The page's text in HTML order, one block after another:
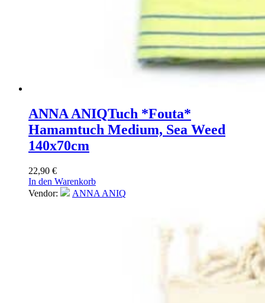
ANNA ANIQTuch *Fouta*
Hamamtuch Medium, Sea Weed
140x70cm
22,90 €
In den Warenkorb
Vendor:
ANNA ANIQ